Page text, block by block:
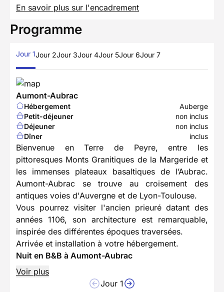
En savoir plus sur l'encadrement
Programme
Jour 1Jour 2Jour 3Jour 4Jour 5Jour 6Jour 7
Aumont-Aubrac
Hébergement
Auberge
Petit-déjeuner
non inclus
Déjeuner
non inclus
Dîner
inclus
Bienvenue en Terre de Peyre, entre les
pittoresques Monts Granitiques de la Margeride et
les immenses plateaux basaltiques de l’Aubrac.
Aumont-Aubrac se trouve au croisement des
antiques voies d'Auvergne et de Lyon-Toulouse.
Vous pourrez visiter l'ancien prieuré datant des
années 1106, son architecture est remarquable,
inspirée des différentes époques traversées.
Arrivée et installation à votre hébergement.
Nuit en B&B à Aumont-Aubrac
Voir plus
Jour 1